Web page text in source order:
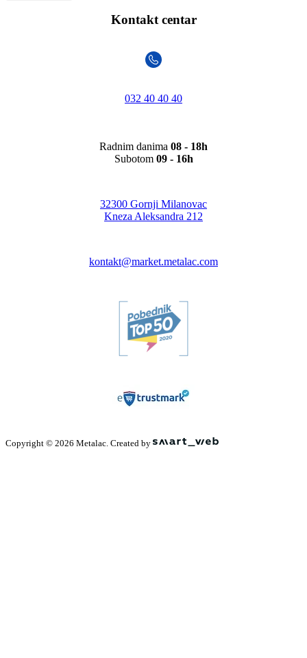
Kontakt centar
032 40 40 40
Radnim danima 08 - 18h
Subotom 09 - 16h
32300 Gornji Milanovac
Kneza Aleksandra 212
kontakt@market.metalac.com
Copyright © 2026 Metalac. Created by